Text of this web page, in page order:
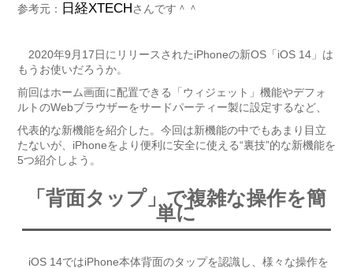
参考元： 日経XTECHさんです＾＾
2020年9月17日にリリースされたiPhoneの新OS「iOS 14」は
もうお使いだろうか。
前回はホーム画面に配置できる「ウィジェット」機能やデフォ
ルトのWebブラウザーをサードパーティー製に設定するなど、
代表的な新機能を紹介した。今回は新機能の中でもあまり目立
たないが、iPhoneをより便利に安全に使える“裏技”的な新機能を
5つ紹介しよう。
「背面タップ」で複雑な操作を簡
単に
iOS 14ではiPhone本体背面のタップを認識し、様々な操作を